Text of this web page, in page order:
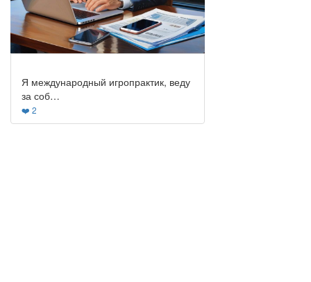
Я международный игропрактик, веду
за соб…
❤️ 2